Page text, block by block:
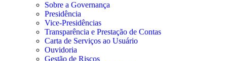
Sobre a Governança
Presidência
Vice-Presidências
Transparência e Prestação de Contas
Carta de Serviços ao Usuário
Ouvidoria
Gestão de Riscos